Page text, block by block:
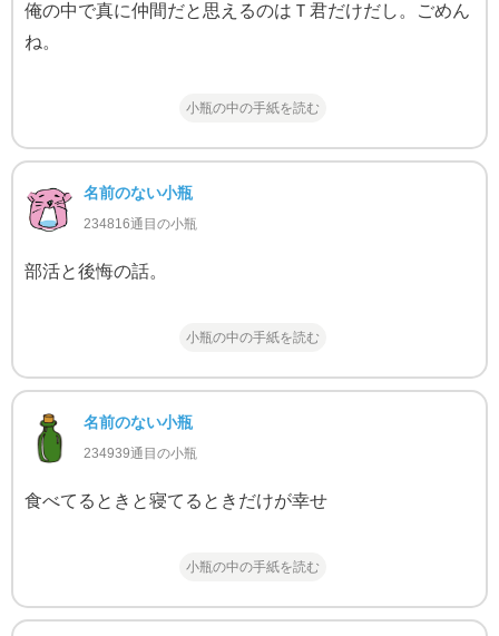
俺の中で真に仲間だと思えるのはＴ君だけだし。ごめん
ね。
小瓶の中の手紙を読む
名前のない小瓶
234816通目の小瓶
部活と後悔の話。
小瓶の中の手紙を読む
名前のない小瓶
234939通目の小瓶
食べてるときと寝てるときだけが幸せ
小瓶の中の手紙を読む